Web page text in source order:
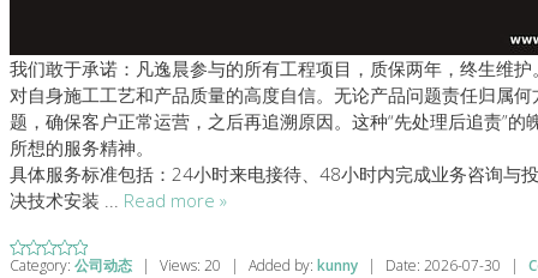
我们敢于承诺：凡逸晨参与的所有工程项目，质保两年，终生维
对自身施工工艺和产品质量的高度自信。无论产品问题责任归属
题，确保客户正常运营，之后再追溯原因。这种“先处理后追责”的
所想的服务精神。
具体服务标准包括：24小时来电接待、48小时内完成业务咨询与
决技术安装 ... Read more »
Category: 公司动态 | Views: 20 | Added by: kunny | Date: 2026-07-30 |